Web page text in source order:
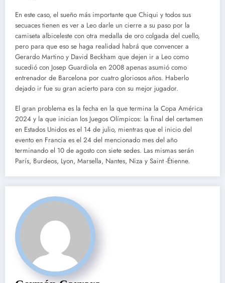
En este caso, el sueño más importante que Chiqui y todos sus
secuaces tienen es ver a Leo darle un cierre a su paso por la
camiseta albiceleste con otra medalla de oro colgada del cuello,
pero para que eso se haga realidad habrá que convencer a
Gerardo Martino y David Beckham que dejen ir a Leo como
sucedió con Josep Guardiola en 2008 apenas asumió como
entrenador de Barcelona por cuatro gloriosos años. Haberlo
dejado ir fue su gran acierto para con su mejor jugador.
El gran problema es la fecha en la que termina la Copa América
2024 y la que inician los Juegos Olímpicos: la final del certamen
en Estados Unidos es el 14 de julio, mientras que el inicio del
evento en Francia es el 24 del mencionado mes del año
terminando el 10 de agosto con siete sedes. Las mismas serán
París, Burdeos, Lyon, Marsella, Nantes, Niza y Saint -Étienne.